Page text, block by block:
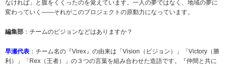
なければ」と腹をくくったのを覚えています。一人の夢ではなく、地域の夢に
変わっていく——それがこのプロジェクトの原動力になっています。
編集部 ：チームのビジョンなどはありますか？
早瀬代表 ：チーム名の『Virex』の由来は「Vision（ビジョン）」「Victory（勝
利）」「Rex（王者）」の３つの言葉を組み合わせた造語です。『仲間と共に